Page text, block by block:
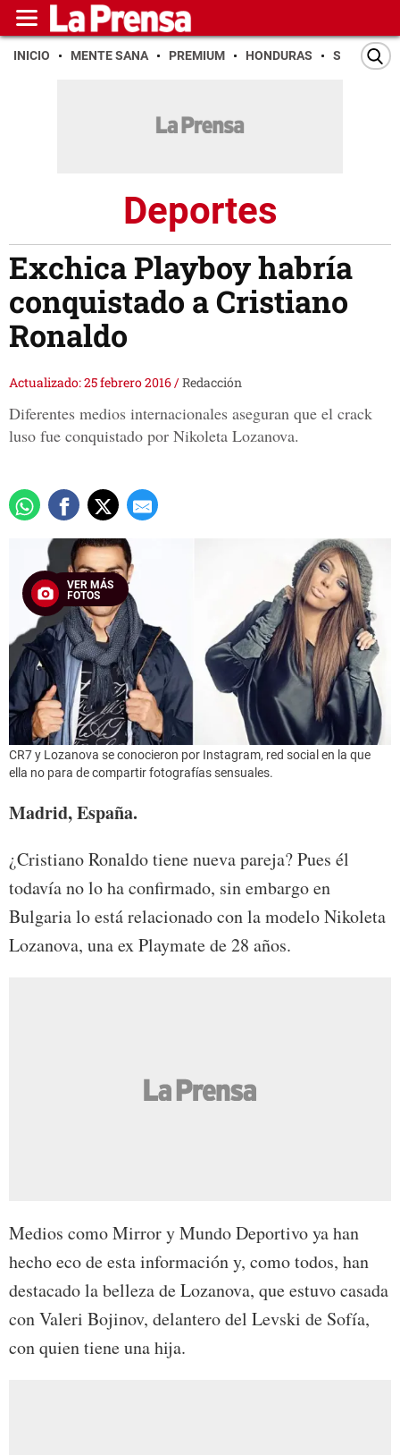
INICIO MENTE SANA PREMIUM HONDURAS SAN PEDRO
Deportes
Exchica Playboy habría
conquistado a Cristiano
Ronaldo
Actualizado: 25 febrero 2016/Redacción
Diferentes medios internacionales aseguran que el crack
luso fue conquistado por Nikoleta Lozanova.
VER MÁS
FOTOS
CR7 y Lozanova se conocieron por Instagram, red social en la que
ella no para de compartir fotografías sensuales.
Madrid, España.
¿Cristiano Ronaldo tiene nueva pareja? Pues él
todavía no lo ha confirmado, sin embargo en
Bulgaria lo está relacionado con la modelo Nikoleta
Lozanova, una ex Playmate de 28 años.
Medios como Mirror y Mundo Deportivo ya han
hecho eco de esta información y, como todos, han
destacado la belleza de Lozanova, que estuvo casada
con Valeri Bojinov, delantero del Levski de Sofía,
con quien tiene una hija.